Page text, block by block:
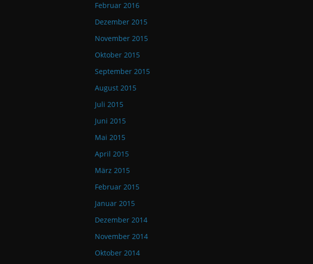
Februar 2016
Dezember 2015
November 2015
Oktober 2015
September 2015
August 2015
Juli 2015
Juni 2015
Mai 2015
April 2015
März 2015
Februar 2015
Januar 2015
Dezember 2014
November 2014
Oktober 2014